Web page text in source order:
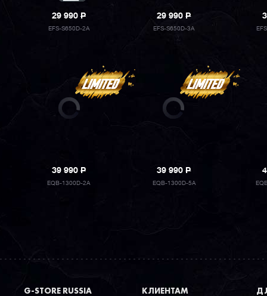
29 990P
EFS-S650D-2A
29 990P
EFS-S650D-3A
39 990P
EQB-1300D-2A
39 990P
EQB-1300D-5A
G-STORE RUSSIA КЛИЕНТАМ